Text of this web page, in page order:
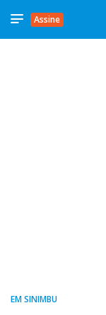
Assine
EM SINIMBU